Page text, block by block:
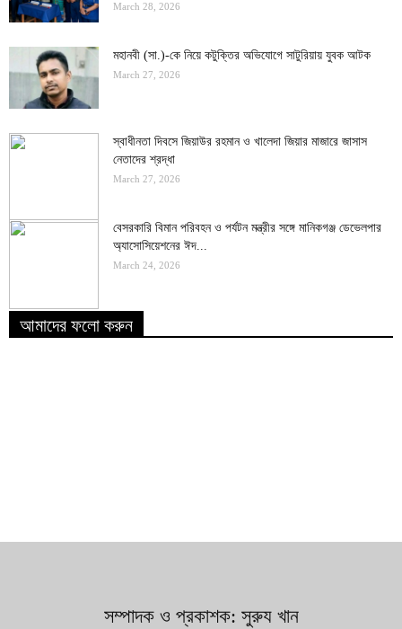
March 28, 2026
মহানবী (সা.)-কে নিয়ে কটুক্তির অভিযোগে সাটুরিয়ায় যুবক আটক
March 27, 2026
স্বাধীনতা দিবসে জিয়াউর রহমান ও খালেদা জিয়ার মাজারে জাসাস
নেতাদের শ্রদ্ধা
March 27, 2026
বেসরকারি বিমান পরিবহন ও পর্যটন মন্ত্রীর সঙ্গে মানিকগঞ্জ ডেভেলপার
অ্যাসোসিয়েশনের ঈদ...
March 24, 2026
আমাদের ফলো করুন
সম্পাদক ও প্রকাশক: সুরুয খান